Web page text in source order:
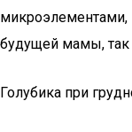
будущей мамы,
Голубика при